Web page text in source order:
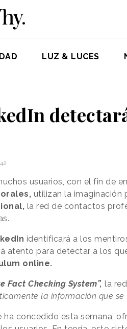
LUZ & LUCES
usuarios, con el fin de
utilizan la imaginación
la red de contactos
identificará a los
atento para detectar a los
online.
Fact Checking System”, la
la información que se
ha concedido esta semana,